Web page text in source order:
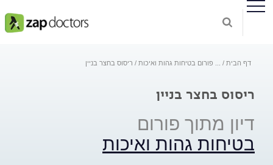
דף הבית פורום בטיחות גהות ואיכות ריסוס בחצר בניין
ריסוס בחצר בניין
דיון מתוך פורום
בטיחות גהות ואיכות